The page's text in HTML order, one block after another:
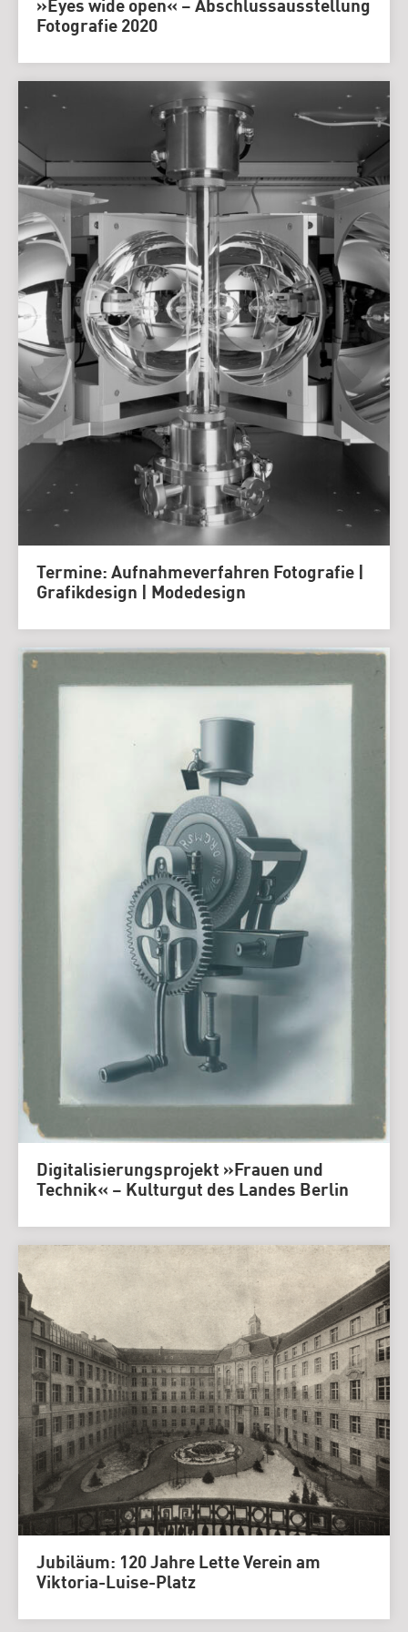
»Eyes wide open« – Abschlussausstellung
Fotografie 2020
Termine: Aufnahmeverfahren Fotografie |
Grafikdesign | Modedesign
Digitalisierungsprojekt »Frauen und
Technik« – Kulturgut des Landes Berlin
Jubiläum: 120 Jahre Lette Verein am
Viktoria-Luise-Platz